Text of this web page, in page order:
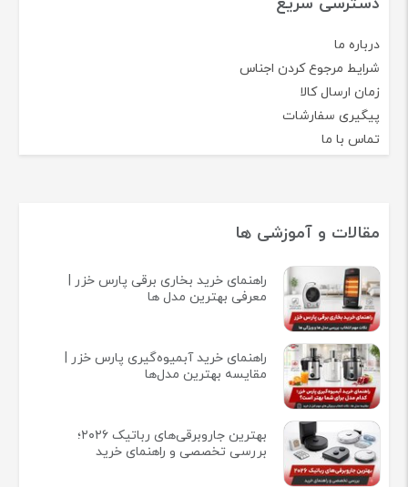
درباره ما
شرایط مرجوع کردن اجناس
زمان ارسال کالا
پیگیری سفارشات
تماس با ما
مقالات و آموزشی ها
راهنمای خرید بخاری برقی پارس خزر |
معرفی بهترین مدل ها
راهنمای خرید آبمیوه‌گیری پارس خزر |
مقایسه بهترین مدل‌ها
بهترین جاروبرقی‌های رباتیک ۲۰۲۶؛
بررسی تخصصی و راهنمای خرید